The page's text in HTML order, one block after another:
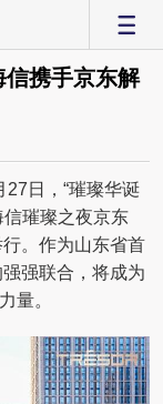
携手京东解
日，“璀璨华诞
璀璨之夜京东
。作为山东省首
强联合，将成为
量。